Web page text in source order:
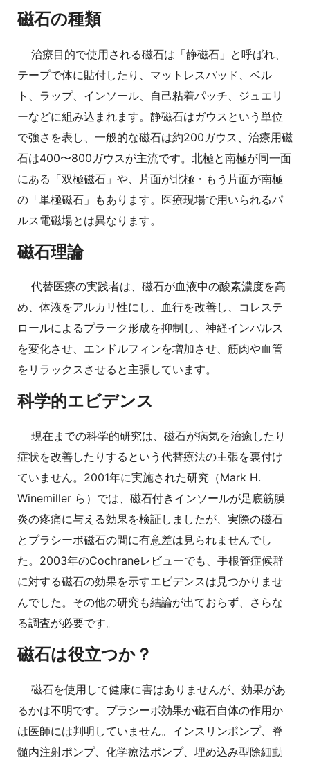
磁石の種類
治療目的で使用される磁石は「静磁石」と呼ばれ、
テープで体に貼付したり、マットレスパッド、ベル
ト、ラップ、インソール、自己粘着パッチ、ジュエリ
ーなどに組み込まれます。静磁石はガウスという単位
で強さを表し、一般的な磁石は約200ガウス、治療用磁
石は400〜800ガウスが主流です。北極と南極が同一面
にある「双極磁石」や、片面が北極・もう片面が南極
の「単極磁石」もあります。医療現場で用いられるパ
ルス電磁場とは異なります。
磁石理論
代替医療の実践者は、磁石が血液中の酸素濃度を高
め、体液をアルカリ性にし、血行を改善し、コレステ
ロールによるプラーク形成を抑制し、神経インパルス
を変化させ、エンドルフィンを増加させ、筋肉や血管
をリラックスさせると主張しています。
科学的エビデンス
現在までの科学的研究は、磁石が病気を治癒したり
症状を改善したりするという代替療法の主張を裏付け
ていません。2001年に実施された研究（Mark H.
Winemiller ら）では、磁石付きインソールが足底筋膜
炎の疼痛に与える効果を検証しましたが、実際の磁石
とプラシーボ磁石の間に有意差は見られませんでし
た。2003年のCochraneレビューでも、手根管症候群
に対する磁石の効果を示すエビデンスは見つかりませ
んでした。その他の研究も結論が出ておらず、さらな
る調査が必要です。
磁石は役立つか？
磁石を使用して健康に害はありませんが、効果があ
るかは不明です。プラシーボ効果か磁石自体の作用か
は医師には判明していません。インスリンポンプ、脊
髄内注射ポンプ、化学療法ポンプ、埋め込み型除細動